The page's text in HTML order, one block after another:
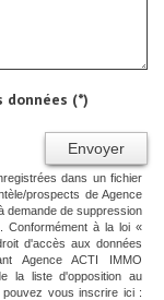
(*)
Envoyer
dans un fichier
prospects de Agence
demande de suppression
Conformément à la loi «
d'accès aux données
Agence ACTI IMMO
la liste d'opposition au
pouvez vous inscrire ici :